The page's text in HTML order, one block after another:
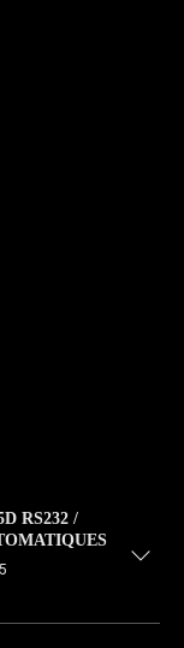
RS232 /